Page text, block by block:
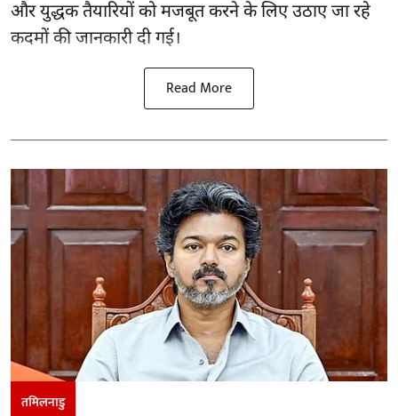
और युद्धक तैयारियों को मजबूत करने के लिए उठाए जा रहे
कदमों की जानकारी दी गई।
Read More
तमिलनाडु